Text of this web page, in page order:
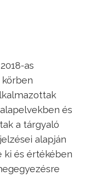
as
és
a tárgyaló
alapján
ki és értékében